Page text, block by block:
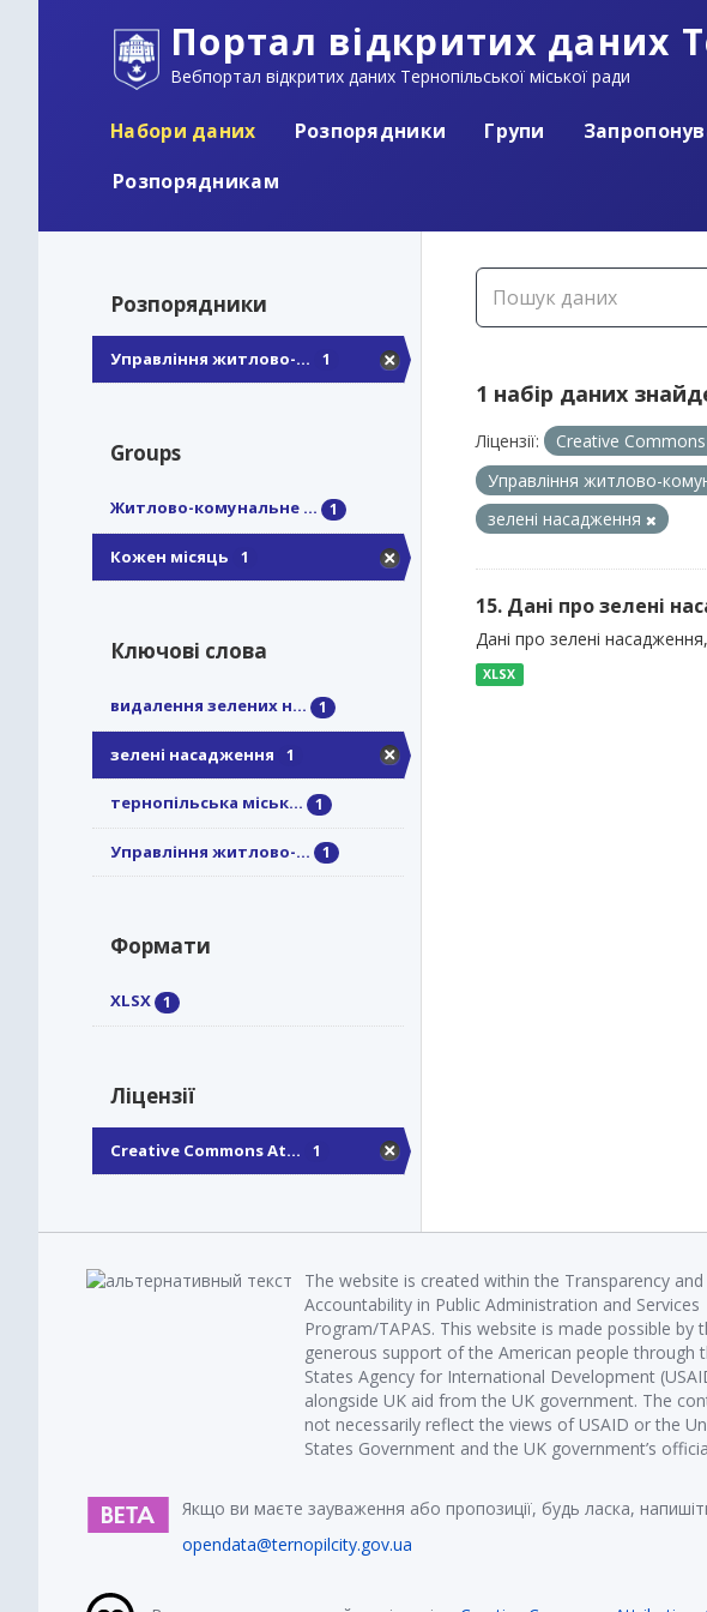
Портал відкритих даних
Вебпортал відкритих даних Тернопільської міської ради
Набори даних Розпорядники Групи
Розпорядникам
Розпорядники
Управління житлово-... 1
Groups
Житлово-комунальне ... 1
Кожен місяць 1
Ключові слова
видалення зелених н... 1
зелені насадження 1
тернопільська міськ... 1
Управління житлово-... 1
Формати
XLSX 1
Ліцензії
Creative Commons At... 1
1 набір даних
Ліцензії: Creative
Управління житлово-
зелені насадження
15. Дані про зелені
Дані про зелені
XLSX
The website is created within the Transparency and
Accountability in Public Administration and Services
Program/TAPAS. This website is made possible by
generous support of the American people through
States Agency for International Development
alongside UK aid from the UK government. The
not necessarily reflect the views of USAID or the
States Government and the UK government’s
Якщо ви маєте зауваження або пропозиції, будь ласка,
opendata@ternopilcity.gov.ua